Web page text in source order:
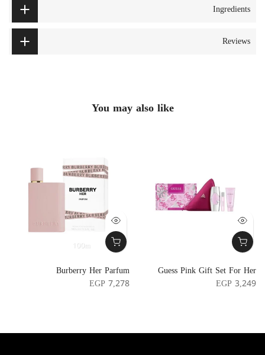
Ingredients
Reviews
You may also like
100m
Burberry Her Parfum
EGP 7,278
Guess Pink Gift Set For Her
EGP 3,249